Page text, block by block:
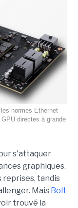
normes Ethernet
directes à grande
s'attaquer
graphiques.
reprises, tandis
Mais Bolt
trouvé la